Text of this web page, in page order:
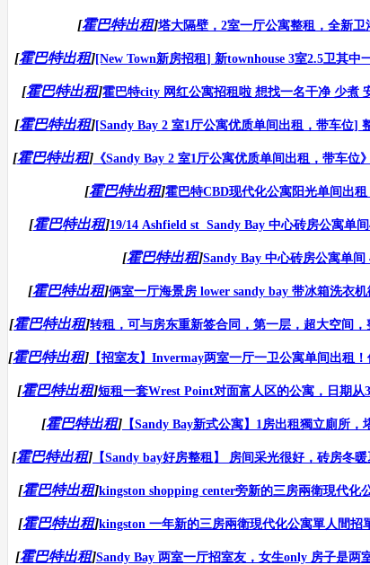
[霍巴特出租]塔大隔壁，2室一厅公寓整租，全新卫
[霍巴特出租][New Town新房招租] 新townhouse 3室2.5卫其中
[霍巴特出租]霍巴特city 网红公寓招租啦 想找一名干净 少煮
[霍巴特出租][Sandy Bay 2 室1厅公寓优质单间出租，带车位]
[霍巴特出租]《Sandy Bay 2 室1厅公寓优质单间出租，带车位
[霍巴特出租]霍巴特CBD现代化公寓阳光单间出
[霍巴特出租]19/14 Ashfield st Sandy Bay 中心砖房公寓单
[霍巴特出租]Sandy Bay 中心砖房公寓单间
[霍巴特出租]俩室一厅海景房 lower sandy bay 带冰箱洗衣
[霍巴特出租]转租，可与房东重新签合同，第一层，超大空间
[霍巴特出租] 【招室友】Invermay两室一厅一卫公寓单间出租
[霍巴特出租]短租一套Wrest Point对面富人区的公寓，日期从
[霍巴特出租] 【Sandy Bay新式公寓】1房出租獨立廁所，
[霍巴特出租] 【Sandy bay好房整租】 房间采光很好，砖房冬
[霍巴特出租]kingston shopping center旁新的三房兩衛現代化
[霍巴特出租]kingston 一年新的三房兩衛現代化公寓單人間招
[霍巴特出租]Sandy Bay 两室一厅招室友，女生only 房子是两